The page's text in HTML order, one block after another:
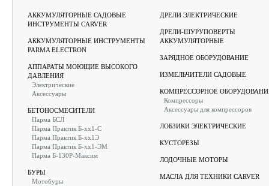
АККУМУЛЯТОРНЫЕ САДОВЫЕ
ИНСТРУМЕНТЫ CARVER
АККУМУЛЯТОРНЫЕ ИНСТРУМЕНТЫ
PARMA ELECTRON
АППАРАТЫ МОЮЩИЕ ВЫСОКОГО
ДАВЛЕНИЯ
Электрические
Аксессуары
БЕТОНОСМЕСИТЕЛИ
Парма БСЛ
Парма Практик Б-хх1-С
Парма Практик Б-хх1Э
Парма Практик Б-хх1-ЭМ
Парма Б-130Р-Максим
БУРЫ
Мотобуры
ДРЕЛИ ЭЛЕКТРИЧЕСКИЕ
ДРЕЛИ-ШУРУПОВЕРТЫ
АККУМУЛЯТОРНЫЕ
ЗАРЯДНОЕ ОБОРУДОВАНИЕ
ИЗМЕЛЬЧИТЕЛИ САДОВЫЕ
КОМПРЕССОРНОЕ
Компрессоры
Аксессуары для компрессоров
ЛОБЗИКИ ЭЛЕКТРИЧЕСКИЕ
КУСТОРЕЗЫ
ЛОДОЧНЫЕ МОТОРЫ
МАСЛА ДЛЯ ТЕХНИКИ CARVER